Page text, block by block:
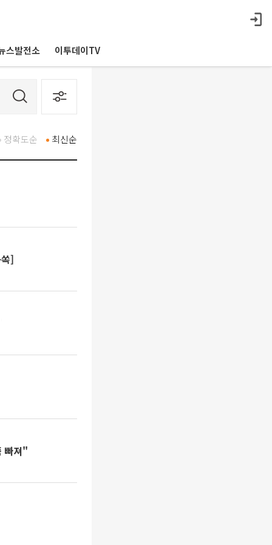
스발전소 이투데이TV
최신순
정확도순
]
빠져"